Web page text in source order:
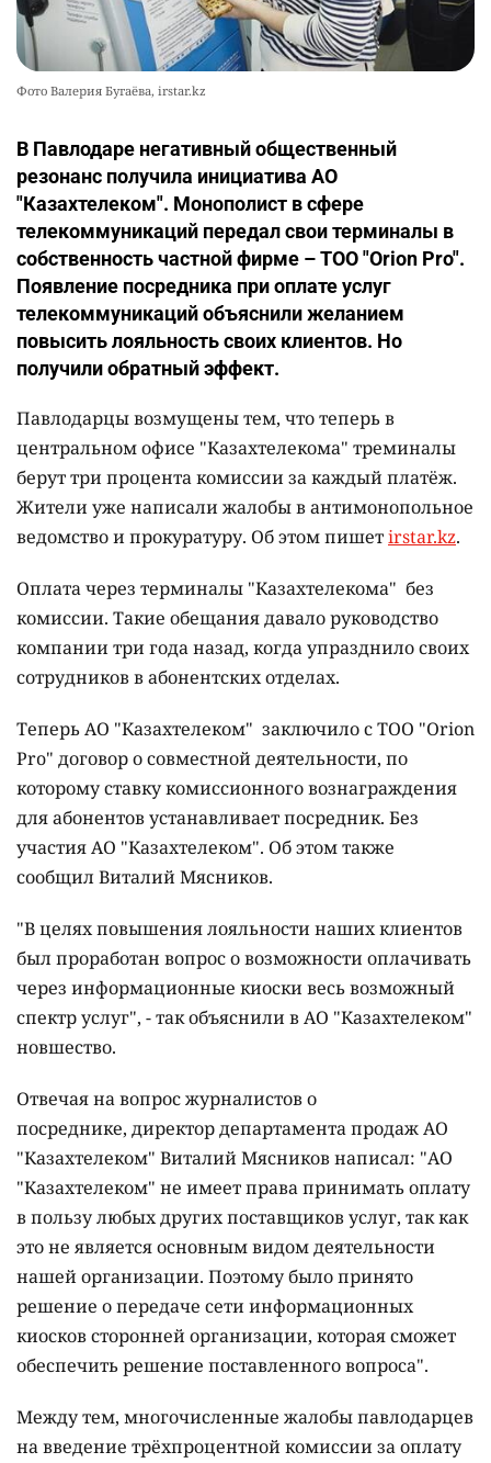
Фото Валерия Бугаёва, irstar.kz
В Павлодаре негативный общес­твенный
резонанс получила инициатива АО
"Казахтелеком". Монополист в сфере
телекоммуникаций передал свои терминалы в
собственность частной фирме – ТОО "Orion Pro".
Появление посредника при оплате услуг
телекоммуникаций объяснили желанием
повысить лояльность своих клиентов. Но
получили обратный эффект.
Павлодарцы возмущены тем, что теперь в
центральном офисе "Казахтелекома" треминалы
берут три процента комиссии за каждый платёж.
Жители уже написали жалобы в антимонопольное
ведомство и прокуратуру. Об этом пишетirstar.kz.
Оплата через терминалы "Казахтелекома" без
комиссии. Такие обещания давало руководство
компании три года назад, когда упразднило своих
сотрудников в абонентских отделах.
Теперь АО "Казахтелеком" заключило с ТОО "Orion
Pro" договор о совместной деятельности, по
которому ставку комиссионного вознаграждения
для абонентов устанавливает посредник. Без
участия АО "Казахтелеком". Об этом также
сообщил Виталий Мясников.
"В целях повышения лояльности наших клиентов
был проработан вопрос о возможности оплачивать
через информационные киоски весь возможный
спектр услуг", - так объяснили в АО "Казахтелеком"
новшество.
Отвечая на вопрос журналистов о
посреднике, директор департамента продаж АО
"Казахтелеком" Виталий Мясников написал: "АО
"Казахтелеком" не имеет права принимать оплату
в пользу любых других поставщиков услуг, так как
это не является основным видом деятельности
нашей организации. Поэтому было принято
решение о передаче сети информационных
киосков сторонней организации, которая сможет
обеспечить решение поставленного вопроса".
Между тем, многочисленные жалобы павлодарцев
на введение трёхпроцентной комиссии за оплату